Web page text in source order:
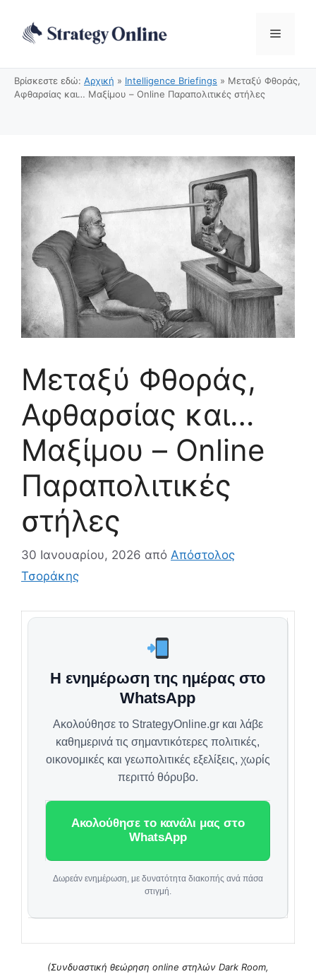
περιεχόμενο
Μενού
Βρίσκεστε εδώ: Αρχική » Intelligence Briefings » Μεταξύ Φθοράς,
Αφθαρσίας και… Μαξίμου – Online Παραπολιτικές στήλες
Μεταξύ Φθοράς,
Αφθαρσίας και…
Μαξίμου – Online
Παραπολιτικές
στήλες
30 Ιανουαρίου, 2026 από Απόστολος
Τσοράκης
Η ενημέρωση της ημέρας στο
WhatsApp
Ακολούθησε το StrategyOnline.gr και λάβε
καθημερινά τις σημαντικότερες πολιτικές,
οικονομικές και γεωπολιτικές εξελίξεις, χωρίς
περιττό θόρυβο.
Ακολούθησε το κανάλι μας στο
WhatsApp
Δωρεάν ενημέρωση, με δυνατότητα διακοπής ανά πάσα
στιγμή.
(Συνδυαστική θεώρηση online στηλών Dark Room,